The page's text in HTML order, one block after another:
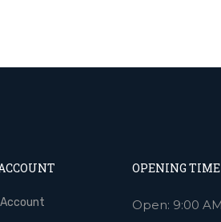
Account
OPENING TIME
Open: 9:00